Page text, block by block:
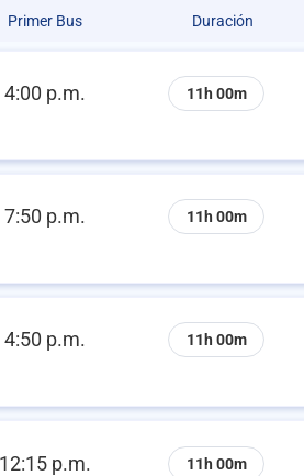
Primer Bus Duración
4:00 p.m. 11h 00m
7:50 p.m. 11h 00m
4:50 p.m. 11h 00m
12:15 p.m. 11h 00m